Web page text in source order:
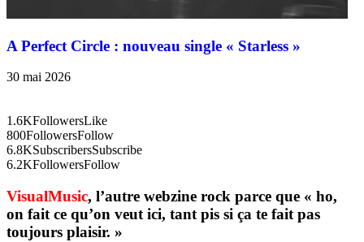
A Perfect Circle : nouveau single « Starless »
30 mai 2026
1.6KFollowersLike
800FollowersFollow
6.8KSubscribersSubscribe
6.2KFollowersFollow
VisualMusic, l’autre webzine rock parce que « ho,
on fait ce qu’on veut ici, tant pis si ça te fait pas
toujours plaisir. »